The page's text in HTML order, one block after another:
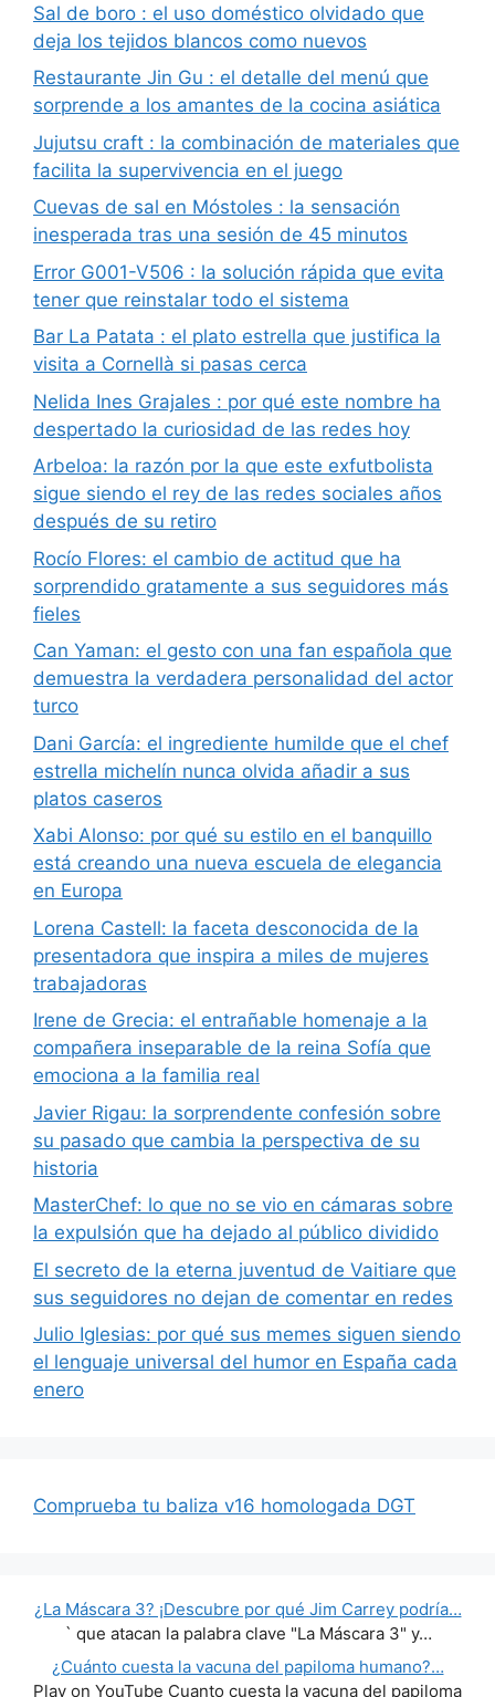
Sal de boro : el uso doméstico olvidado que
deja los tejidos blancos como nuevos
Restaurante Jin Gu : el detalle del menú que
sorprende a los amantes de la cocina asiática
Jujutsu craft : la combinación de materiales que
facilita la supervivencia en el juego
Cuevas de sal en Móstoles : la sensación
inesperada tras una sesión de 45 minutos
Error G001-V506 : la solución rápida que evita
tener que reinstalar todo el sistema
Bar La Patata : el plato estrella que justifica la
visita a Cornellà si pasas cerca
Nelida Ines Grajales : por qué este nombre ha
despertado la curiosidad de las redes hoy
Arbeloa: la razón por la que este exfutbolista
sigue siendo el rey de las redes sociales años
después de su retiro
Rocío Flores: el cambio de actitud que ha
sorprendido gratamente a sus seguidores más
fieles
Can Yaman: el gesto con una fan española que
demuestra la verdadera personalidad del actor
turco
Dani García: el ingrediente humilde que el chef
estrella michelín nunca olvida añadir a sus
platos caseros
Xabi Alonso: por qué su estilo en el banquillo
está creando una nueva escuela de elegancia
en Europa
Lorena Castell: la faceta desconocida de la
presentadora que inspira a miles de mujeres
trabajadoras
Irene de Grecia: el entrañable homenaje a la
compañera inseparable de la reina Sofía que
emociona a la familia real
Javier Rigau: la sorprendente confesión sobre
su pasado que cambia la perspectiva de su
historia
MasterChef: lo que no se vio en cámaras sobre
la expulsión que ha dejado al público dividido
El secreto de la eterna juventud de Vaitiare que
sus seguidores no dejan de comentar en redes
Julio Iglesias: por qué sus memes siguen siendo
el lenguaje universal del humor en España cada
enero
Comprueba tu baliza v16 homologada DGT
¿La Máscara 3? ¡Descubre por qué Jim Carrey podría…
` que atacan la palabra clave "La Máscara 3" y…
¿Cuánto cuesta la vacuna del papiloma humano?…
Play on YouTube Cuanto cuesta la vacuna del papiloma